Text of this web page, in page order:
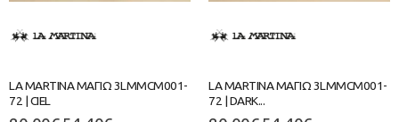
LA MARTINA ΜΑΓΙΩ 3LMMCM001-
72 | CIEL
LA MARTINA ΜΑΓΙΩ 3LMMCM001-
72 | DARK...